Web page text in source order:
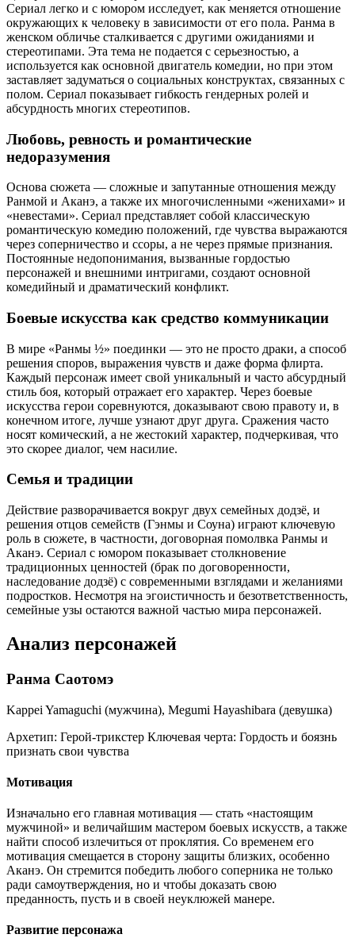
Сериал легко и с юмором исследует, как меняется отношение
окружающих к человеку в зависимости от его пола. Ранма в
женском обличье сталкивается с другими ожиданиями и
стереотипами. Эта тема не подается с серьезностью, а
используется как основной двигатель комедии, но при этом
заставляет задуматься о социальных конструктах, связанных с
полом. Сериал показывает гибкость гендерных ролей и
абсурдность многих стереотипов.
Любовь, ревность и романтические
недоразумения
Основа сюжета — сложные и запутанные отношения между
Ранмой и Аканэ, а также их многочисленными «женихами» и
«невестами». Сериал представляет собой классическую
романтическую комедию положений, где чувства выражаются
через соперничество и ссоры, а не через прямые признания.
Постоянные недопонимания, вызванные гордостью
персонажей и внешними интригами, создают основной
комедийный и драматический конфликт.
Боевые искусства как средство коммуникации
В мире «Ранмы ½» поединки — это не просто драки, а способ
решения споров, выражения чувств и даже форма флирта.
Каждый персонаж имеет свой уникальный и часто абсурдный
стиль боя, который отражает его характер. Через боевые
искусства герои соревнуются, доказывают свою правоту и, в
конечном итоге, лучше узнают друг друга. Сражения часто
носят комический, а не жестокий характер, подчеркивая, что
это скорее диалог, чем насилие.
Семья и традиции
Действие разворачивается вокруг двух семейных додзё, и
решения отцов семейств (Гэнмы и Соуна) играют ключевую
роль в сюжете, в частности, договорная помолвка Ранмы и
Аканэ. Сериал с юмором показывает столкновение
традиционных ценностей (брак по договоренности,
наследование додзё) с современными взглядами и желаниями
подростков. Несмотря на эгоистичность и безответственность,
семейные узы остаются важной частью мира персонажей.
Анализ персонажей
Ранма Саотомэ
Kappei Yamaguchi (мужчина), Megumi Hayashibara (девушка)
Архетип: Герой-трикстер Ключевая черта: Гордость и боязнь
признать свои чувства
Мотивация
Изначально его главная мотивация — стать «настоящим
мужчиной» и величайшим мастером боевых искусств, а также
найти способ излечиться от проклятия. Со временем его
мотивация смещается в сторону защиты близких, особенно
Аканэ. Он стремится победить любого соперника не только
ради самоутверждения, но и чтобы доказать свою
преданность, пусть и в своей неуклюжей манере.
Развитие персонажа